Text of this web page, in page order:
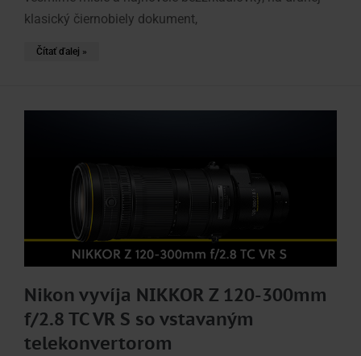
klasický čiernobiely dokument,
Čítať ďalej »
Nikon vyvíja NIKKOR Z 120-300mm
f/2.8 TC VR S so vstavaným
telekonvertorom